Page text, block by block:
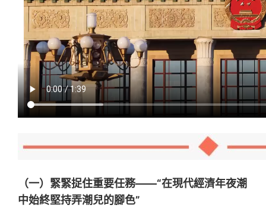
（一）緊緊捉住重要任務——“在現代經濟年夜潮
中始終堅持弄潮兒的腳色”